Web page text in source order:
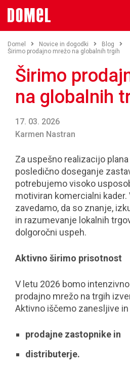
Domel Novice in dogodki
Blog
Širimo prodajno mrežo na globalnih trgih
Širimo
na globalnih
17. 03. 2026
Karmen Nastran
Za uspešno realizacijo
posledično doseganje
potrebujemo visoko
motiviran komercialni kader.
zavedamo, da so znanje,
in razumevanje lokalnih
dolgoročni uspeh.
Aktivno širimo prisotnost
V letu 2026 bomo
prodajno mrežo na trgih
Aktivno iščemo zanesljive
prodajne zastopnike in
distributerje.